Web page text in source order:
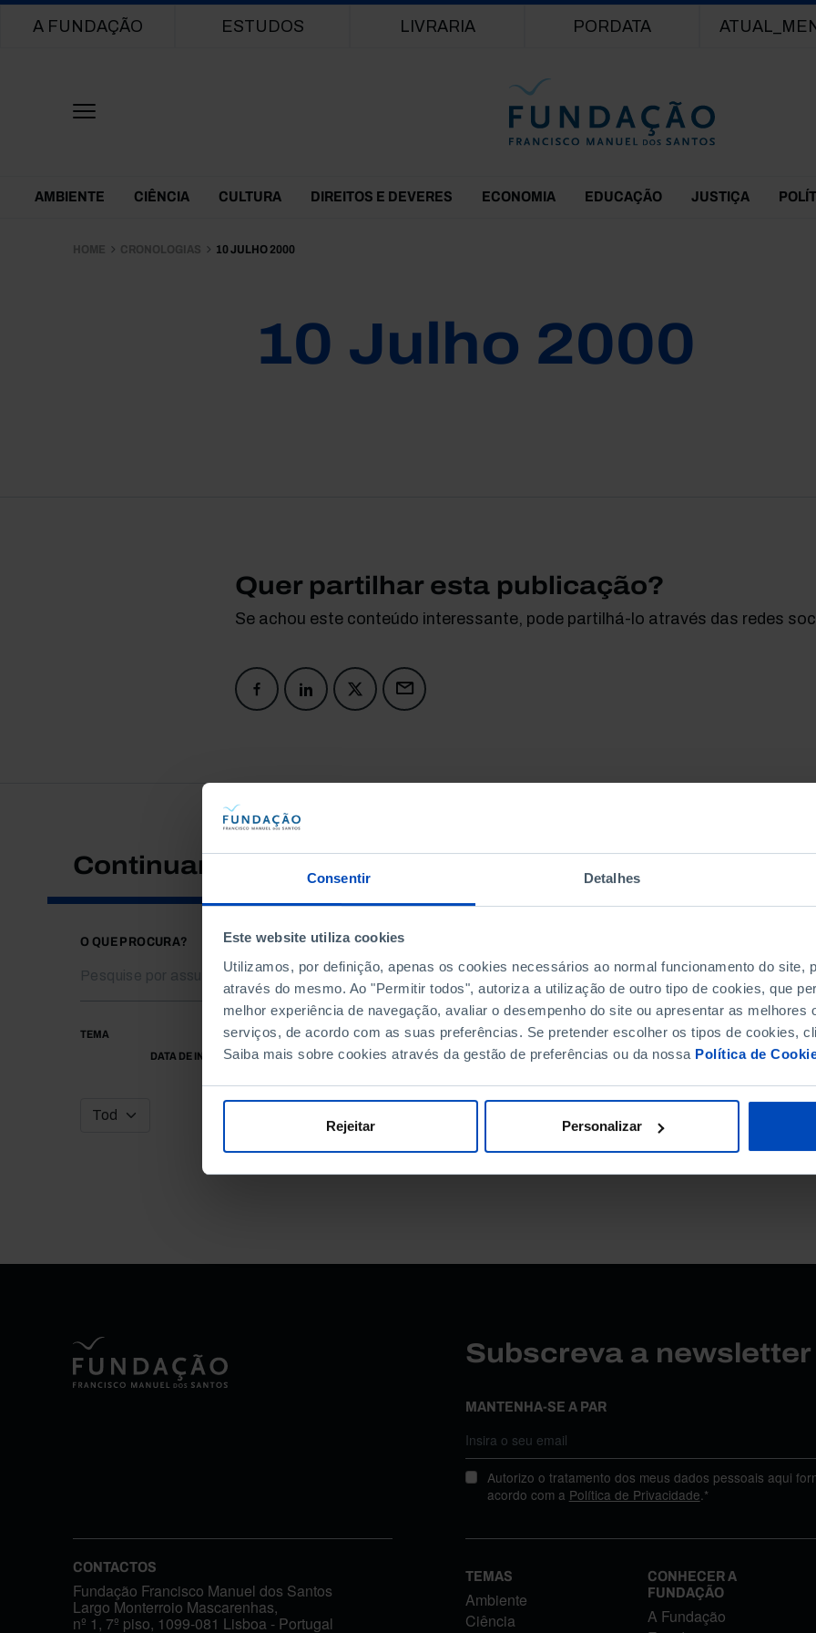
Consentir Detalhes
Este website utiliza cookies
Utilizamos, por definição, apenas os cookies necessários ao normal funcionamento do site,
através do mesmo. Ao "Permitir todos", autoriza a utilização de outro tipo de cookies, que
melhor experiência de navegação, avaliar o desempenho do site ou apresentar as melhores
serviços, de acordo com as suas preferências. Se pretender escolher os tipos de cookies,
Saiba mais sobre cookies através da gestão de preferências ou da nossa Política de
Rejeitar Personalizar
Main navigation
A FUNDAÇÃO ESTUDOS LIVRARIA PORDATA
Themes Menu
AMBIENTE CIÊNCIA CULTURA DIREITOS E DEVERES ECONOMIA EDUCAÇÃO JUSTIÇA
HOME CRONOLOGIAS 10 JULHO 2000
10 Julho 2000
Quer partilhar esta publicação?
Se achou este conteúdo interessante, pode partilhá-lo através das redes
Continuar a pesquisar
O QUE PROCURA?
TEMA
DATA DE INÍCIO
DATA DE FIM
Subscreva a
MANTENHA-SE A PAR
Autorizo o tratamento dos meus dados pessoais aqui
acordo com a Política de Privacidade.*
CONTACTOS
Fundação Francisco Manuel dos Santos
Largo Monterroio Mascarenhas,
nº 1, 7º piso, 1099-081 Lisboa - Portugal
TEMAS
Ambiente
Ciência
CONHECER A
FUNDAÇÃO
A Fundação